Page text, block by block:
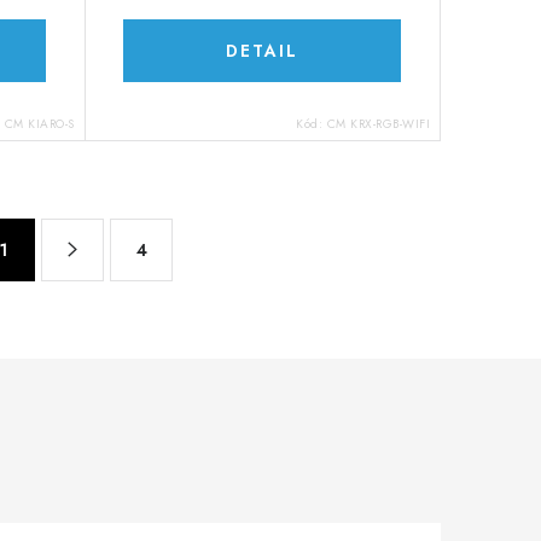
CM KIARO-S
DETAIL
Kód: CM KRX-RGB-WIFI
1 4